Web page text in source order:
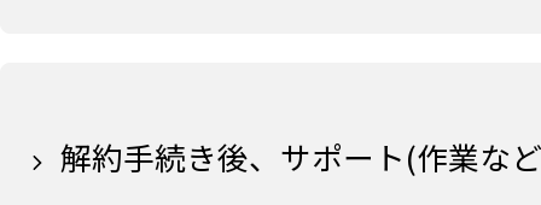
解約手続き後、サポート(作業な